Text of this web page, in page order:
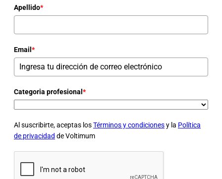
Apellido*
Email *
Categoria profesional *
Al suscribirte, aceptas losTérminos y condicionesy la Política
de privacidad de Voltimum